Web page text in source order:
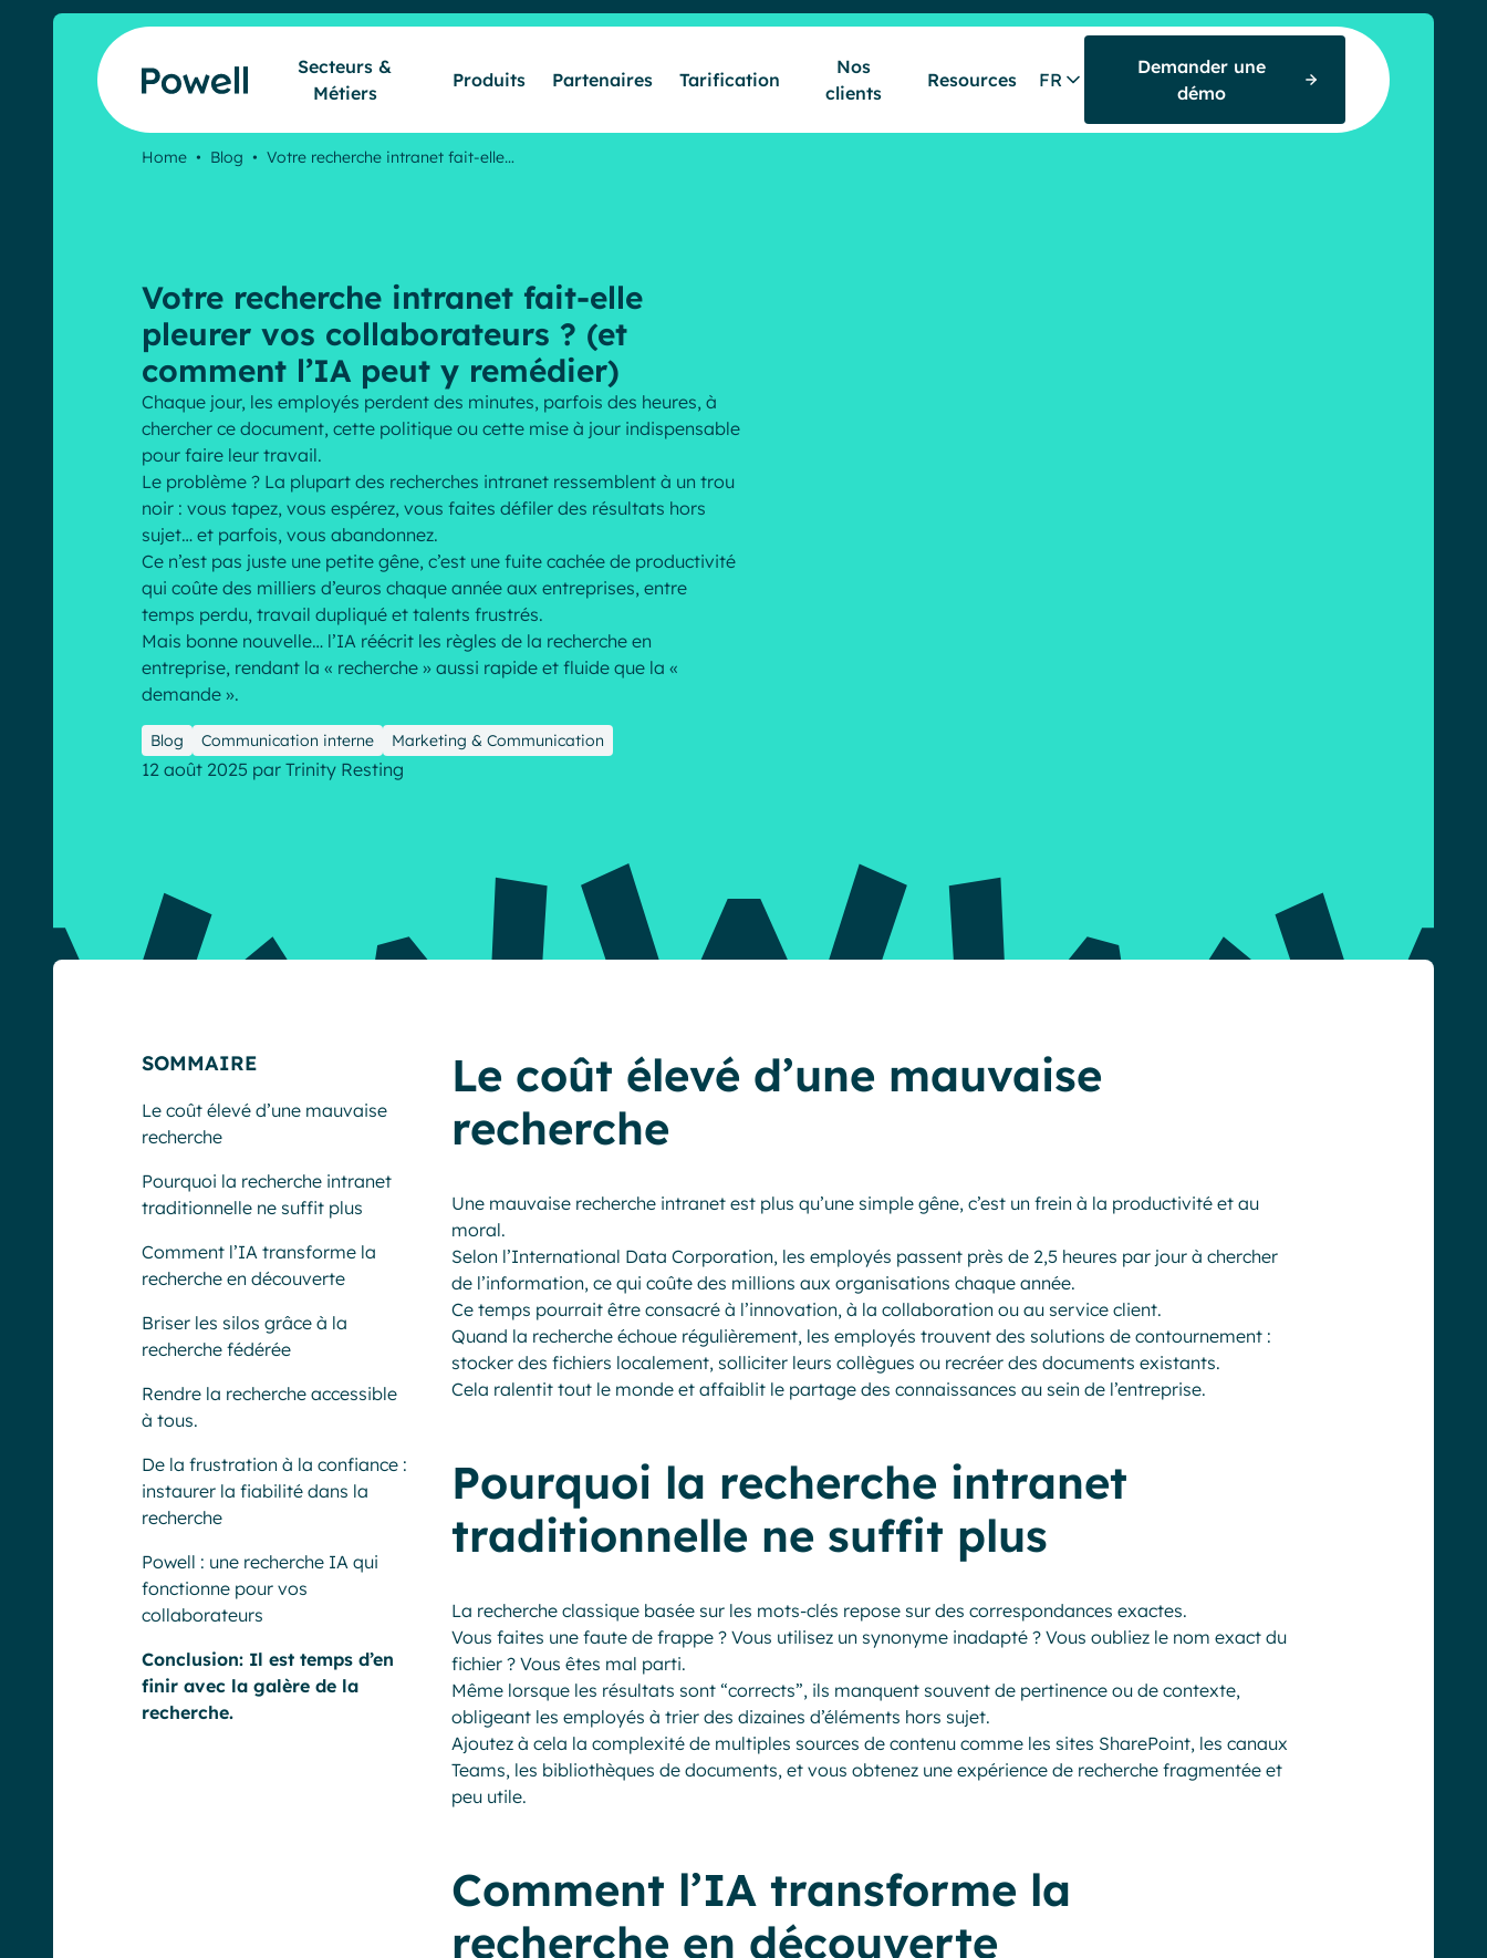
Skip to content
Secteurs &
Métiers
Produits Partenaires Tarification
Nos
clients
Resources
Tarification
Nos clients
Resources
Français Deutsch
FR
Demander une
démo
Home • Blog • Votre recherche intranet fait-elle…
Votre recherche intranet fait-elle
pleurer vos collaborateurs ? (et
comment l’IA peut y remédier)
Chaque jour, les employés perdent des minutes, parfois des heures, à
chercher ce document, cette politique ou cette mise à jour indispensable
pour faire leur travail.
Le problème ? La plupart des recherches intranet ressemblent à un trou
noir : vous tapez, vous espérez, vous faites défiler des résultats hors
sujet… et parfois, vous abandonnez.
Ce n’est pas juste une petite gêne, c’est une fuite cachée de productivité
qui coûte des milliers d’euros chaque année aux entreprises, entre
temps perdu, travail dupliqué et talents frustrés.
Mais bonne nouvelle… l’IA réécrit les règles de la recherche en
entreprise, rendant la « recherche » aussi rapide et fluide que la «
demande ».
Blog Communication interne Marketing & Communication
12 août 2025 par Trinity Resting
SOMMAIRE
Le coût élevé d’une mauvaise
recherche
Pourquoi la recherche intranet
traditionnelle ne suffit plus
Comment l’IA transforme la
recherche en découverte
Briser les silos grâce à la
recherche fédérée
Rendre la recherche accessible
à tous.
De la frustration à la confiance :
instaurer la fiabilité dans la
recherche
Powell : une recherche IA qui
fonctionne pour vos
collaborateurs
Conclusion: Il est temps d’en
finir avec la galère de la
recherche.
Le coût élevé d’une mauvaise
recherche
Une mauvaise recherche intranet est plus qu’une simple gêne, c’est un frein à la productivité et au
moral.
Selon l’International Data Corporation, les employés passent près de 2,5 heures par jour à chercher
de l’information, ce qui coûte des millions aux organisations chaque année.
Ce temps pourrait être consacré à l’innovation, à la collaboration ou au service client.
Quand la recherche échoue régulièrement, les employés trouvent des solutions de contournement :
stocker des fichiers localement, solliciter leurs collègues ou recréer des documents existants.
Cela ralentit tout le monde et affaiblit le partage des connaissances au sein de l’entreprise.
Pourquoi la recherche intranet
traditionnelle ne suffit plus
La recherche classique basée sur les mots-clés repose sur des correspondances exactes.
Vous faites une faute de frappe ? Vous utilisez un synonyme inadapté ? Vous oubliez le nom exact du
fichier ? Vous êtes mal parti.
Même lorsque les résultats sont “corrects”, ils manquent souvent de pertinence ou de contexte,
obligeant les employés à trier des dizaines d’éléments hors sujet.
Ajoutez à cela la complexité de multiples sources de contenu comme les sites SharePoint, les canaux
Teams, les bibliothèques de documents, et vous obtenez une expérience de recherche fragmentée et
peu utile.
Comment l’IA transforme la
recherche en découverte